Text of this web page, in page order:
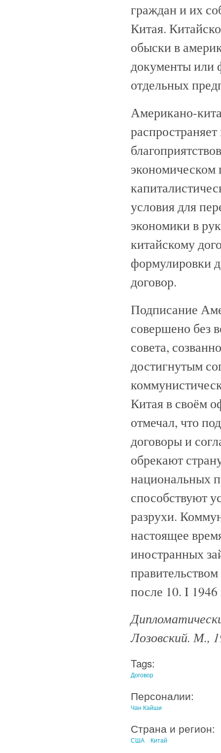
граждан и их
Китая.
обыски в
документы или
отдельных
Американо-
условия для
экономики в
китайскому
формулировки
договор.
Подписание
совершено без
совета,
достигнутым
Китая в своём
отмечал, что
договоры и
обрекают
национальных
способствуют
разрухи.
настоящее
иностранных
после 10. I 1946
Лозовский. М.,
Tags:
Договор
Персоналии:
Чан Кайши
Страна и регион:
США Китай